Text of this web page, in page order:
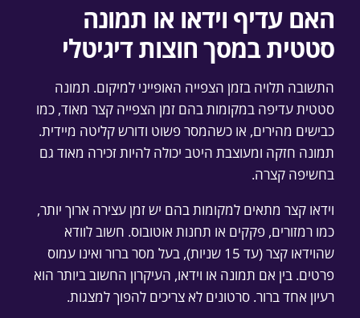
האם עדיף וידאו או תמונה
סטטית במסך חוצות דיגיטלי
התשובה תלויה בזמן הצפייה האופייני למיקום. תמונה
סטטית עדיפה במקומות בהם זמן הצפייה קצר מאוד, כמו
כבישים מהירים, או כשהמסר פשוט ודורש קליטה מיידית.
תמונה חזקה ומעוצבת היטב יכולה להיות זכירה מאוד גם
בחשיפה קצרה.
וידאו קצר מתאים למקומות בהם יש זמן עצירה ארוך יותר,
כמו רמזורים, פקקים או תחנות אוטובוס. חשוב לוודא
שהוידאו קצר (עד 15 שניות), בעל מסר ברור ואינו עמוס
פרטים. בין אם תמונה או וידאו, העיקרון החשוב ביותר הוא
רעיון אחד ברור. סרטונים לא צריכים להפוך למצגות.